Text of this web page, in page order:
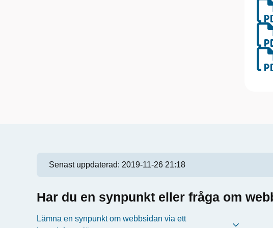
Senast uppdaterad: 2019-11-26 21:18
Har du en synpunkt eller fråga om
Lämna en synpunkt om webbsidan via ett